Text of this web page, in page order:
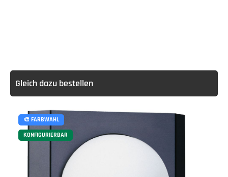
Gleich dazu bestellen
🎨 FARBWAHL
KONFIGURIERBAR